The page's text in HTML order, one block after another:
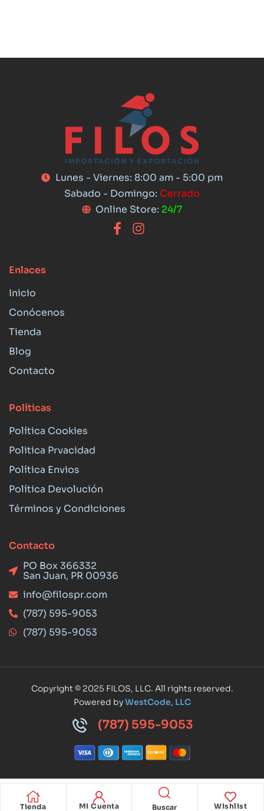
Tienda Mi Cuenta Wishlist
Lunes - Viernes: 8:00 am - 5:00 pm
Sabado - Domingo: Cerrado
Online Store: 24/7
Enlaces
Inicio
Conócenos
Tienda
Blog
Contacto
Políticas
Política Cookies
Politica Prvacidad
Política Envios
Política Devolución
Términos y Condiciones
Contacto
PO Box 366332
San Juan, PR 00936
info@filospr.com
(787) 595-9053
(787) 595-9053
Copyright © 2025 FILOS, LLC. All rights reserved.
Powered byWestCode, LLC
(787) 595-9053